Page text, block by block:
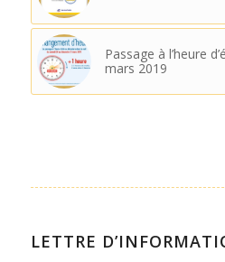
Passage à l’heure
mars 2019
LETTRE